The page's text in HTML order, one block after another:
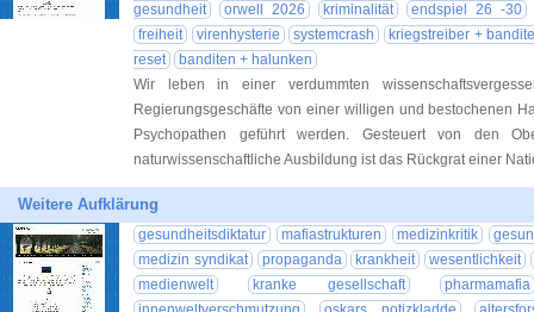
gesundheit
orwell 2026 kriminalität
endspiel 26 -30
freiheit
virenhysterie systemcrash
kriegstreiber +
reset
banditen + halunken
Wir leben in einer verdummten
Regierungsgeschäfte von einer willigen und bestochenen
Psychopathen geführt werden. Gesteuert von den
naturwissenschaftliche Ausbildung ist das Rückgrat einer
Weitere Aufklärung
gesundheitsdiktatur mafiastrukturen medizinkritik
medizin syndikat
propaganda krankheit
wesentlichkeit
medienwelt
kranke gesellschaft
pharmamafia